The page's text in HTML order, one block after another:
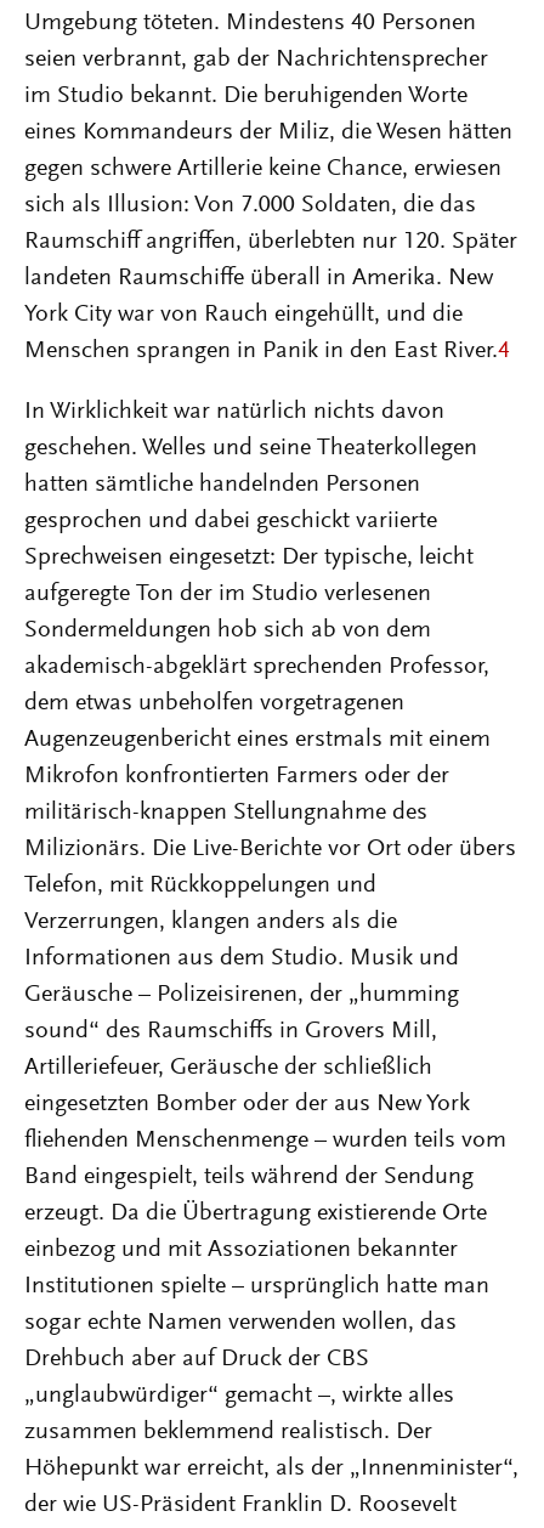
Umgebung töteten. Mindestens 40 Personen
seien verbrannt, gab der Nachrichtensprecher
im Studio bekannt. Die beruhigenden Worte
eines Kommandeurs der Miliz, die Wesen hätten
gegen schwere Artillerie keine Chance, erwiesen
sich als Illusion: Von 7.000 Soldaten, die das
Raumschiff angriffen, überlebten nur 120. Später
landeten Raumschiffe überall in Amerika. New
York City war von Rauch eingehüllt, und die
Menschen sprangen in Panik in den East River.4
In Wirklichkeit war natürlich nichts davon
geschehen. Welles und seine Theaterkollegen
hatten sämtliche handelnden Personen
gesprochen und dabei geschickt variierte
Sprechweisen eingesetzt: Der typische, leicht
aufgeregte Ton der im Studio verlesenen
Sondermeldungen hob sich ab von dem
akademisch-abgeklärt sprechenden Professor,
dem etwas unbeholfen vorgetragenen
Augenzeugenbericht eines erstmals mit einem
Mikrofon konfrontierten Farmers oder der
militärisch-knappen Stellungnahme des
Milizionärs. Die Live-Berichte vor Ort oder übers
Telefon, mit Rückkoppelungen und
Verzerrungen, klangen anders als die
Informationen aus dem Studio. Musik und
Geräusche – Polizeisirenen, der „humming
sound“ des Raumschiffs in Grovers Mill,
Artilleriefeuer, Geräusche der schließlich
eingesetzten Bomber oder der aus New York
fliehenden Menschenmenge – wurden teils vom
Band eingespielt, teils während der Sendung
erzeugt. Da die Übertragung existierende Orte
einbezog und mit Assoziationen bekannter
Institutionen spielte – ursprünglich hatte man
sogar echte Namen verwenden wollen, das
Drehbuch aber auf Druck der CBS
„unglaubwürdiger“ gemacht –, wirkte alles
zusammen beklemmend realistisch. Der
Höhepunkt war erreicht, als der „Innenminister“,
der wie US-Präsident Franklin D. Roosevelt